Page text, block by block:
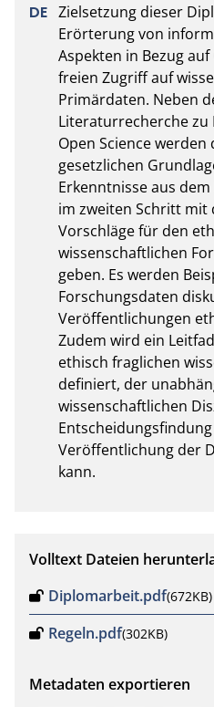
Zielsetzung dieser
Erörterung von
Aspekten in Bezug
freien Zugriff auf
Primärdaten. Neben
Literaturrecherche
Open Science werden
gesetzlichen
Erkenntnisse aus
im zweiten Schritt mit
Vorschläge für den
wissenschaftlichen
geben. Es werden
Forschungsdaten
Veröffentlichungen
Zudem wird ein
ethisch fraglichen
definiert, der
wissenschaftlichen
Veröffentlichung der
kann.
Volltext Dateien
Diplomarbeit.pdf(672KB)
Regeln.pdf(302KB)
Metadaten exportieren